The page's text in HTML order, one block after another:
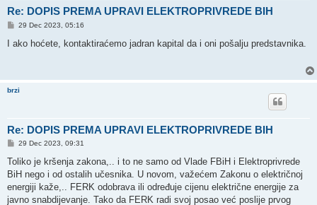
Re: DOPIS PREMA UPRAVI ELEKTROPRIVREDE BIH
P
s
29 Dec 2023, 05:16
I ako hoćete, kontaktiraćemo jadran kapital da i oni pošalju predstavnika.
brzi
Re: DOPIS PREMA UPRAVI ELEKTROPRIVREDE BIH
P
s
29 Dec 2023, 09:31
Toliko je kršenja zakona,.. i to ne samo od Vlade FBiH i Elektroprivrede
BiH nego i od ostalih učesnika. U novom, važećem Zakonu o električnoj
energiji kaže,.. FERK odobrava ili određuje cijenu električne energije za
javno snabdijevanje. Tako da FERK radi svoj posao već poslije prvog